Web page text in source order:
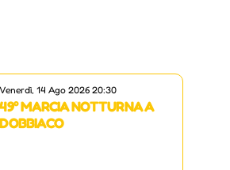
Venerdì, 14 Ago 2026 20:30
49° MARCIA NOTTURNA A
DOBBIACO